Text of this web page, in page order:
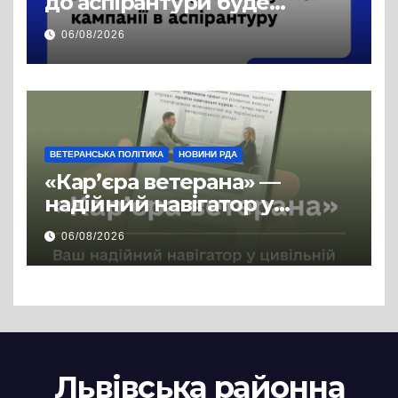
продовжено
06/08/2026
ВЕТЕРАНСЬКА ПОЛІТИКА НОВИНИ РДА
«Кар’єра ветерана» —
надійний навігатор у
цивільній професії
06/08/2026
Львівська районна